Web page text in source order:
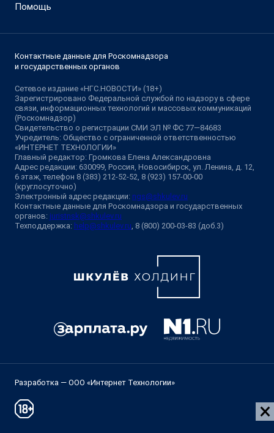
Помощь
Контактные данные для Роскомнадзора
и государственных органов
Сетевое издание «НГС.НОВОСТИ» (18+)
Зарегистрировано Федеральной службой по надзору в сфере
связи, информационных технологий и массовых коммуникаций
(Роскомнадзор)
Свидетельство о регистрации СМИ ЭЛ № ФС 77—84683
Учредитель: Общество с ограниченной ответственностью
«ИНТЕРНЕТ ТЕХНОЛОГИИ»
Главный редактор: Громкова Елена Александровна
Адрес редакции: 630099, Россия, Новосибирск, ул. Ленина, д. 12,
6 этаж, телефон 8 (383) 212-52-52, 8 (923) 157-00-00
(круглосуточно)
Электронный адрес редакции: ngs@shkulev.ru
Контактные данные для Роскомнадзора и государственных
органов: juristnsk@shkulev.ru
Техподдержка: help@shkulev.ru , 8 (800) 200-03-83 (доб.3)
Разработка — ООО «Интернет Технологии»